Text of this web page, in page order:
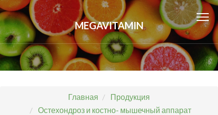
MEGAVITAMIN
Главная
Продукция
Остехондроз и костно- мышечный аппарат